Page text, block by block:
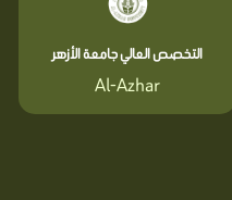
التخصص العالي جامعة الأزهر
Al-Azhar